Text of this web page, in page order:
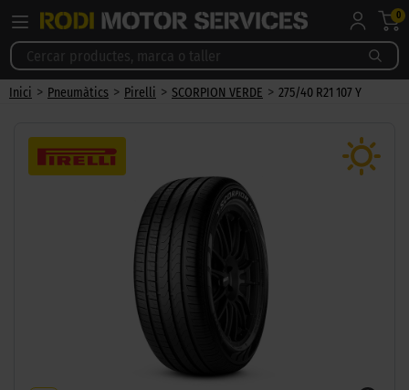
0
Inici > Pneumàtics > Pirelli > SCORPION VERDE > 275/40 R21 107 Y